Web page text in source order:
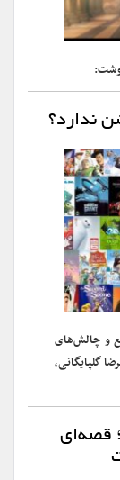
ندارد؟
و چالش‌های
گلپایگانی،
قصه‌ای